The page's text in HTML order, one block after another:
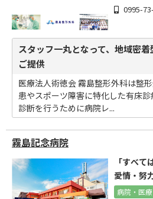
0995-
スタッフ一丸となって、地域密
ご提供
医療法人術徳会 霧島整形外科は整
患やスポーツ障害に特化した有床
診断を行うために病院レ...
霧島記念病院
「すべて
愛情・努
科の最先
病院・医療